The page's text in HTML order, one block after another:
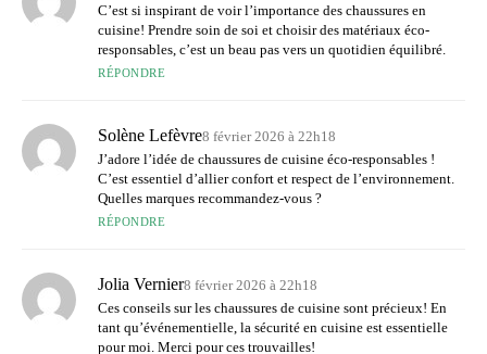
C’est si inspirant de voir l’importance des chaussures en
cuisine! Prendre soin de soi et choisir des matériaux éco-
responsables, c’est un beau pas vers un quotidien équilibré.
RÉPONDRE
Solène Lefèvre8 février 2026 à 22h18
J’adore l’idée de chaussures de cuisine éco-responsables !
C’est essentiel d’allier confort et respect de l’environnement.
Quelles marques recommandez-vous ?
RÉPONDRE
Jolia Vernier8 février 2026 à 22h18
Ces conseils sur les chaussures de cuisine sont précieux! En
tant qu’événementielle, la sécurité en cuisine est essentielle
pour moi. Merci pour ces trouvailles!